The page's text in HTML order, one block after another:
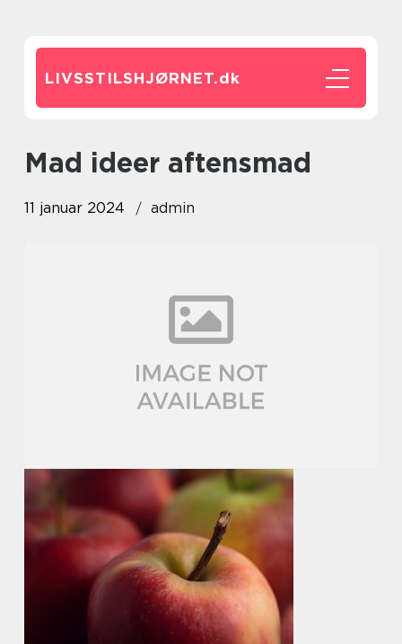
LIVSSTILSHJØRNET.dk
mad ideer aftensmad
11 januar 2024 admin